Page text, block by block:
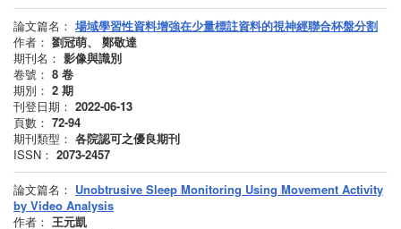
論文篇名： 場域學習性資料增強在少量標註資料的視神經聯合杯盤分割
作者： 劉冠萌、 鄭敬達
期刊名： 影像與識別
卷號： 8 卷
期別： 2 期
刊登日期： 2022-06-13
頁數： 72-94
期刊類型： 各院認可之優良期刊
ISSN： 2073-2457
論文篇名： Unobtrusive Sleep Monitoring Using Movement Activity
by Video Analysis
作者： 王元凱